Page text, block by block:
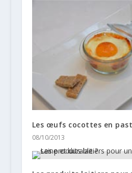
Les œufs cocottes en
08/10/2013